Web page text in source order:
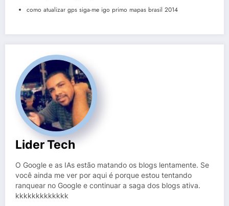
como atualizar gps siga-me igo primo mapas brasil 2014
Lider Tech
O Google e as IAs estão matando os blogs lentamente. Se
você ainda me ver por aqui é porque estou tentando
ranquear no Google e continuar a saga dos blogs ativa.
kkkkkkkkkkkkk